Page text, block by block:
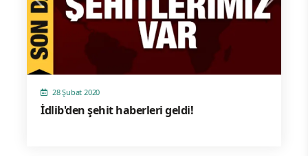
28 Şubat 2020
İdlib'den şehit haberleri geldi!